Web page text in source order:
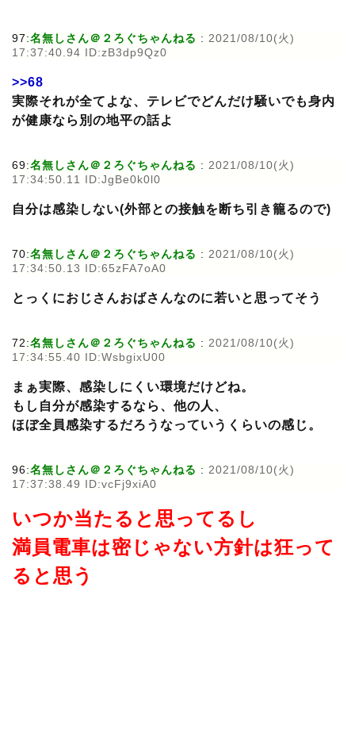
97:名無しさん＠２ろぐちゃんねる : 2021/08/10(火)
17:37:40.94 ID:zB3dp9Qz0
>>68
実際それが全てよな、テレビでどんだけ騒いでも身内
が健康なら別の地平の話よ
69:名無しさん＠２ろぐちゃんねる : 2021/08/10(火)
17:34:50.11 ID:JgBe0k0l0
自分は感染しない(外部との接触を断ち引き籠るので)
70:名無しさん＠２ろぐちゃんねる : 2021/08/10(火)
17:34:50.13 ID:65zFA7oA0
とっくにおじさんおばさんなのに若いと思ってそう
72:名無しさん＠２ろぐちゃんねる : 2021/08/10(火)
17:34:55.40 ID:WsbgixU00
まぁ実際、感染しにくい環境だけどね。
もし自分が感染するなら、他の人、
ほぼ全員感染するだろうなっていうくらいの感じ。
96:名無しさん＠２ろぐちゃんねる : 2021/08/10(火)
17:37:38.49 ID:vcFj9xiA0
いつか当たると思ってるし
満員電車は密じゃない方針は狂って
ると思う